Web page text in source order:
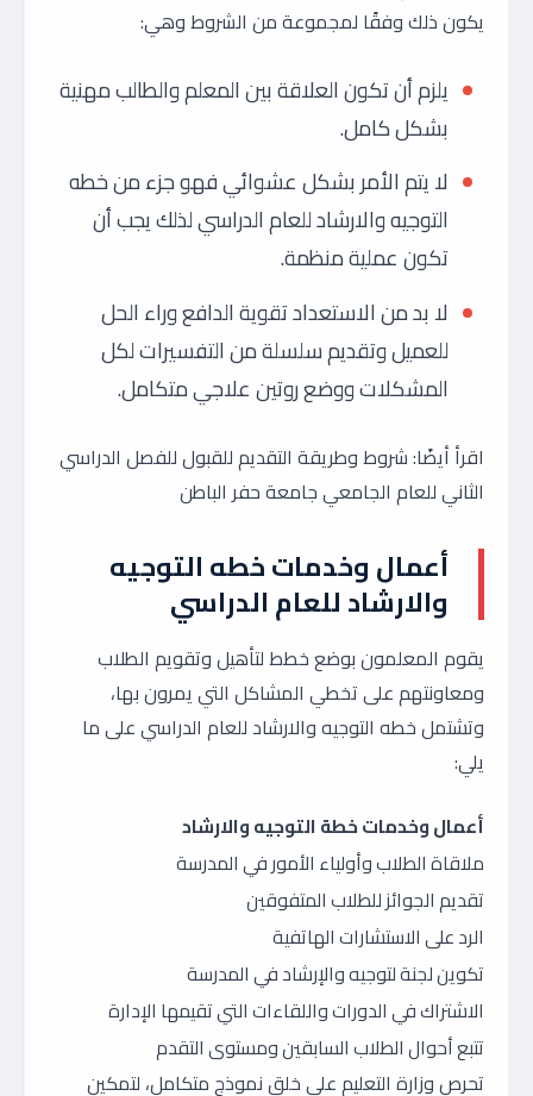
يكون ذلك وفقًا لمجموعة من الشروط وهي:
يلزم أن تكون العلاقة بين المعلم والطالب مهنية
بشكل كامل.
لا يتم الأمر بشكل عشوائي فهو جزء من خطه
التوجيه والارشاد للعام الدراسي لذلك يجب أن
تكون عملية منظمة.
لا بد من الاستعداد تقوية الدافع وراء الحل
للعميل وتقديم سلسلة من التفسيرات لكل
المشكلات ووضع روتين علاجي متكامل.
اقرأ أيضًا: شروط وطريقة التقديم للقبول للفصل الدراسي
الثاني للعام الجامعي جامعة حفر الباطن
أعمال وخدمات خطه التوجيه
والارشاد للعام الدراسي
يقوم المعلمون بوضع خطط لتأهيل وتقويم الطلاب
ومعاونتهم على تخطي المشاكل التي يمرون بها،
وتشتمل خطه التوجيه والارشاد للعام الدراسي على ما
يلي:
أعمال وخدمات خطة التوجيه والارشاد
ملاقاة الطلاب وأولياء الأمور في المدرسة
تقديم الجوائز للطلاب المتفوقين
الرد على الاستشارات الهاتفية
تكوين لجنة لتوجيه والإرشاد في المدرسة
الاشتراك في الدورات واللقاءات التي تقيمها الإدارة
تتبع أحوال الطلاب السابقين ومستوى التقدم
تحرص وزارة التعليم على خلق نموذج متكامل، لتمكين